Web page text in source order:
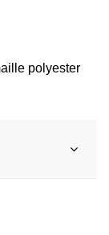
polyester